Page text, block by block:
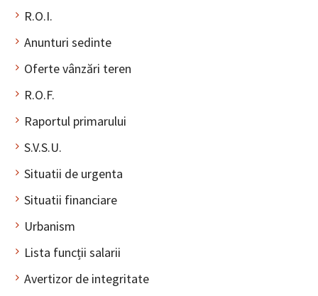
R.O.I.
Anunturi sedinte
Oferte vânzări teren
R.O.F.
Raportul primarului
S.V.S.U.
Situatii de urgenta
Situatii financiare
Urbanism
Lista funcții salarii
Avertizor de integritate